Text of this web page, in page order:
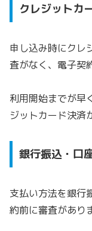
クレジットカ
申し込み時にクレ
査がなく、電子契
利用開始までが早
ジットカード決済
銀行振込・口
支払い方法を銀行
約前に審査があり